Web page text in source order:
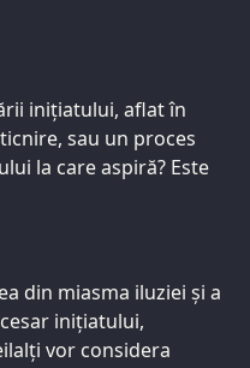
inițiatului, aflat în
sau un proces
la care aspiră? Este
din miasma iluziei și a
inițiatului,
vor considera